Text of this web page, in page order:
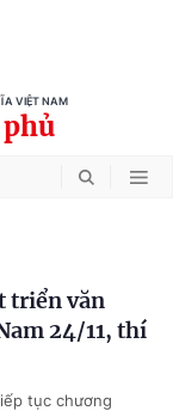
VIỆT NAM
triển văn
24/11, thí
tục chương